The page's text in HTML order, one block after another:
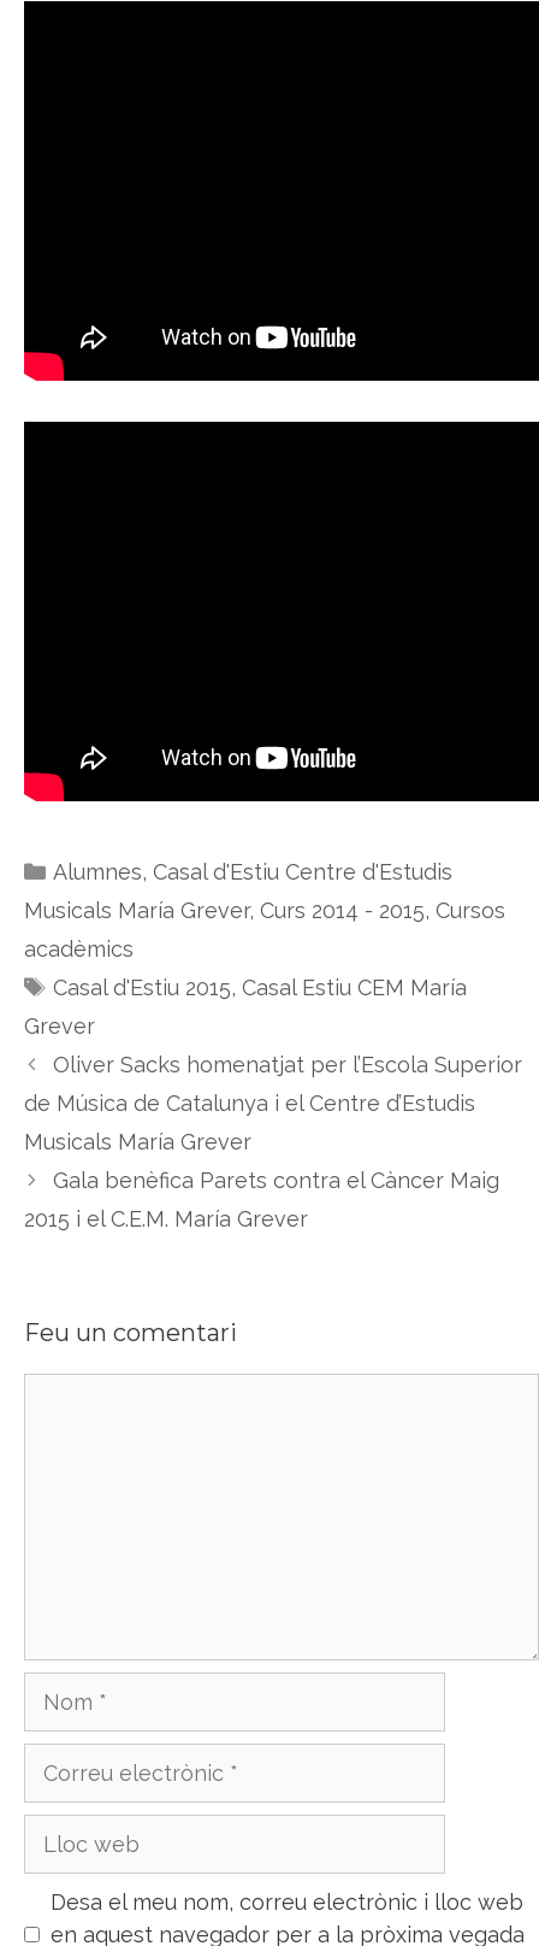
Categories
Alumnes, Casal d'Estiu Centre d'Estudis
Musicals María Grever, Curs 2014 - 2015, Cursos
acadèmics
Etiquetes
Casal d'Estiu 2015, Casal Estiu CEM María
Grever
Oliver Sacks homenatjat per l’Escola Superior
de Música de Catalunya i el Centre d’Estudis
Musicals María Grever
Gala benèfica Parets contra el Càncer Maig
2015 i el C.E.M. María Grever
Feu un comentari
Lloc
Desa el meu nom, correu electrònic i lloc web
en aquest navegador per a la pròxima vegada